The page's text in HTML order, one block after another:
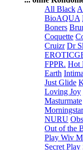
All Black
BioAQUA
Boners
Coquette
Cruizr Dr
FPPR. Hot
Earth
Just Glide
Loving Joy
Masturmate
NURU
Out of the
Play Wiv
Secret Play